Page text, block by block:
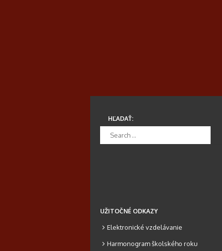
HĽADAŤ:
UŽITOČNÉ ODKAZY
Elektronické vzdelávanie
Harmonogram školského roku